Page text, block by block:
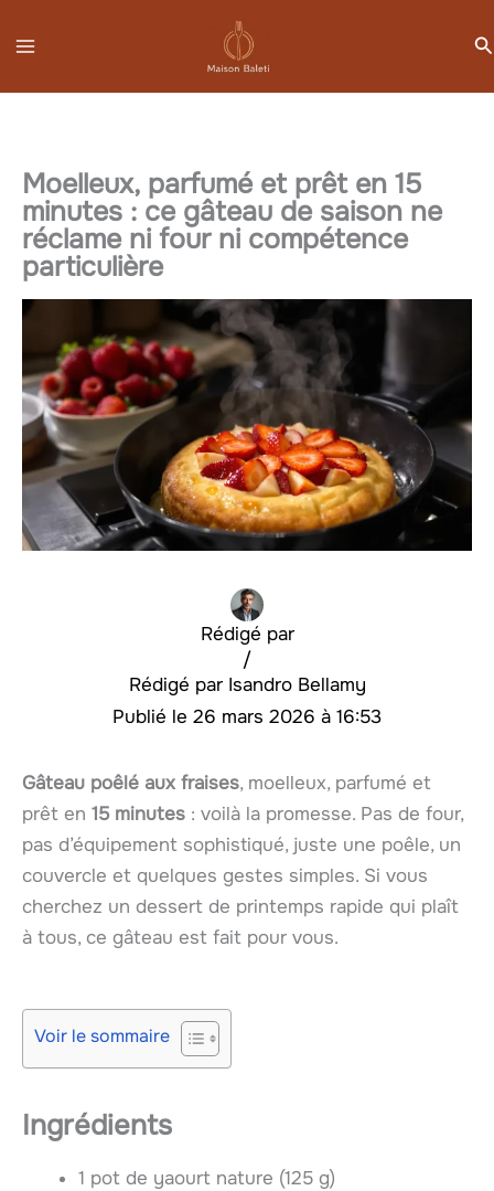
au
Moelleux, parfumé et prêt en 15
minutes : ce gâteau de saison ne
réclame ni four ni compétence
particulière
Rédigé par
Isandro Bellamy
/
26 mars 2026 à 16:53
Gâteau poêlé aux fraises, moelleux, parfumé et
prêt en 15 minutes : voilà la promesse. Pas de four,
pas d’équipement sophistiqué, juste une poêle, un
couvercle et quelques gestes simples. Si vous
cherchez un dessert de printemps rapide qui plaît
à tous, ce gâteau est fait pour vous.
Voir le sommaire
Ingrédients
1 pot de yaourt nature (125 g)